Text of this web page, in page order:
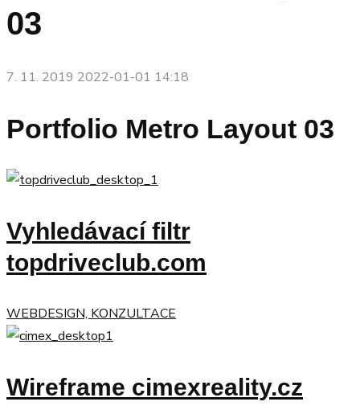
03
7. 11. 2019 2022-01-01 14:18
Portfolio Metro Layout 03
Vyhledávací filtr
topdriveclub.com
WEBDESIGN, KONZULTACE
Wireframe cimexreality.cz